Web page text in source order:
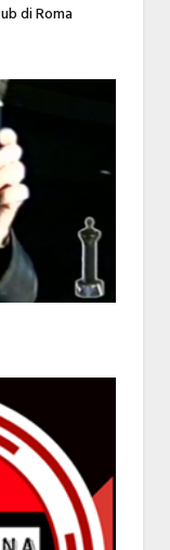
di Roma